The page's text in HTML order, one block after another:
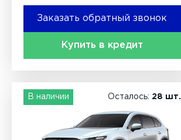
Заказать обратный звонок
Купить в кредит
В наличии Осталось: 28 шт.